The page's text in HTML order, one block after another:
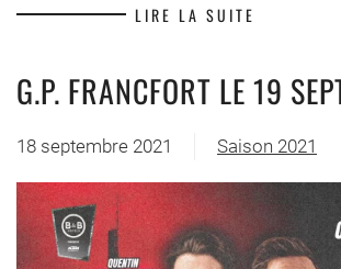
LIRE LA SUITE
G.P. FRANCFORT LE 19
18 septembre 2021 Saison 2021